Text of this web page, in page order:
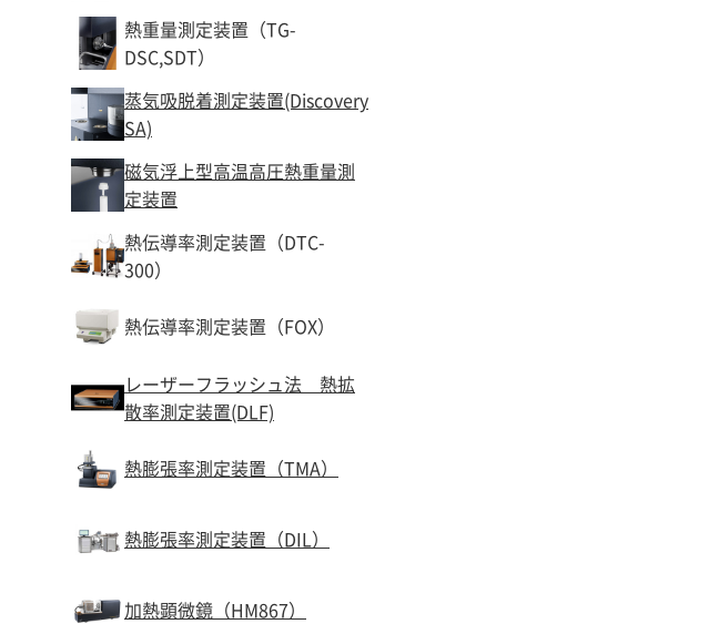
熱重量測定装置（TG-
DSC,SDT）
蒸気吸脱着測定装置(Discovery
SA)
磁気浮上型高温高圧熱重量測
定装置
熱伝導率測定装置（DTC-
300）
熱伝導率測定装置（FOX）
レーザーフラッシュ法 熱拡
散率測定装置(DLF)
熱膨張率測定装置（TMA）
熱膨張率測定装置（DIL）
加熱顕微鏡（HM867）